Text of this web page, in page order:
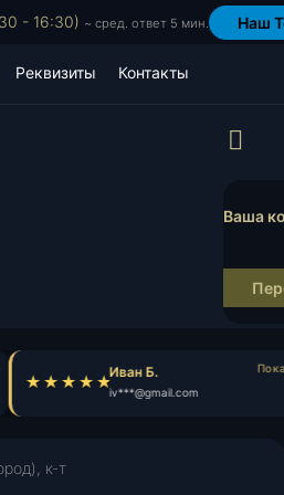
- 16:30) ~ сред. ответ 5 мин. Наш
Реквизиты Контакты
Ваша
Иван Б.
iv***@gmail.com
к-т